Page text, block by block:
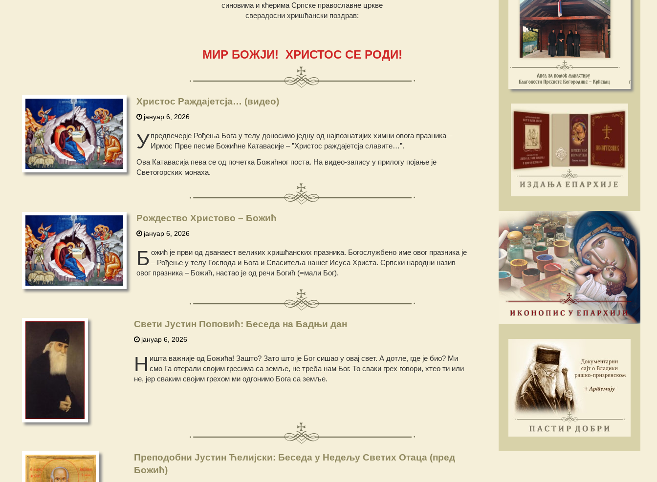
синовима и кћерима Српске православне цркве
сверадосни хришћански поздрав:
МИР БОЖЈИ! ХРИСТОС СЕ РОДИ!
Христос Раждајетсја… (видео)
јануар 6, 2026
У предвечерје Рођења Бога у телу доносимо једну од најпознатијих химни овога празника –
Ирмос Прве песме Божићне Катавасије – ”Христос раждајетсја славите…”.
Ова Катавасија пева се од почетка Божићног поста. На видео-запису у прилогу појање је
Светогорских монаха.
Рождество Христово – Бοжић
јануар 6, 2026
Б ожић је први од дванаест великих хришћанских празника. Богослужбено име овог празника је
– Рођење у телу Господа и Бога и Спаситеља нашег Исуса Христа. Српски народни назив
овог празника – Божић, настао је од речи Богић (=мали Бог).
Свети Јустин Поповић: Беседа на Бадњи дан
јануар 6, 2026
Н ишта важније од Божића! Зашто? Зато што је Бог сишао у овај свет. А дотле, где је био? Ми
смо Га отерали својим гресима са земље, не треба нам Бог. То сваки грех говори, хтео ти или
не, јер сваким својим грехом ми одгонимо Бога са земље.
Преподобни Јустин Ћелијски: Беседа у Недељу Светих Отаца (пред
Божић)